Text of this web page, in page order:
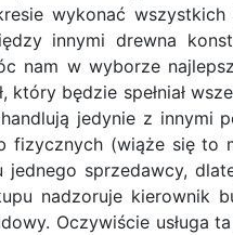
wykonać
innymi drewna
nam w wyborze
który będzie spełniał
jedynie z innymi
fizycznych (wiąże się to
jednego sprzedawcy,
nadzoruje kierownik
Oczywiście usługa